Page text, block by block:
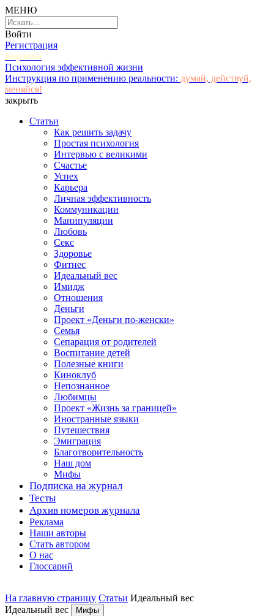
МЕНЮ
Войти
Регистрация
Корзина
Психология эффективной жизни
Инструкция по применению реальности: думай, действуй,
меняйся!
закрыть
Статьи
Как решить задачу
Простая психология
Интервью с великими
Счастье
Успех
Карьера
Личная эффективность
Коммуникации
Манипуляции
Любовь
Секс
Здоровье
Фитнес
Идеальный вес
Имидж
Отношения
Деньги
Проект «Деньги по-женски»
Семья
Сепарация от родителей
Воспитание детей
Полезные книги
Киноклуб
Непознанное
Любимцы
Проект «Жизнь за границей»
Иностранные языки
Путешествия
Эмиграция
Благотворительность
Наш дом
Мифы
Подписка на журнал
Тесты
Архив номеров журнала
Реклама
Наши авторы
Стать автором
О нас
Глоссарий
На главную страницу Статьи Идеальный вес
Идеальный вес
Мифы